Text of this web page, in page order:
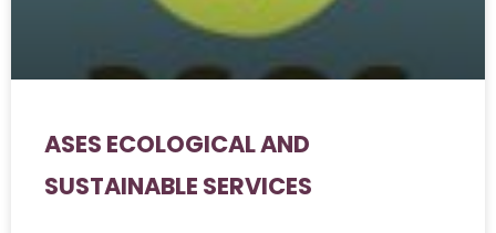
ASES ECOLOGICAL AND
SUSTAINABLE SERVICES